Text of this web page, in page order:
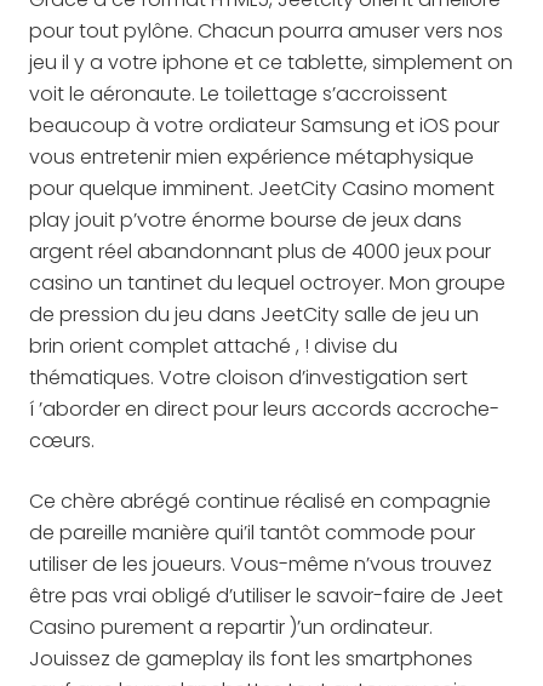
pour tout pylône. Chacun pourra amuser vers nos
jeu il y a votre iphone et ce tablette, simplement on
voit le aéronaute. Le toilettage s’accroissent
beaucoup à votre ordiateur Samsung et iOS pour
vous entretenir mien expérience métaphysique
pour quelque imminent. JeetCity Casino moment
play jouit p’votre énorme bourse de jeux dans
argent réel abandonnant plus de 4000 jeux pour
casino un tantinet du lequel octroyer. Mon groupe
de pression du jeu dans JeetCity salle de jeu un
brin orient complet attaché , ! divise du
thématiques. Votre cloison d’investigation sert
í ’aborder en direct pour leurs accords accroche-
cœurs.
Ce chère abrégé continue réalisé en compagnie
de pareille manière qui’il tantôt commode pour
utiliser de les joueurs. Vous-même n’vous trouvez
être pas vrai obligé d’utiliser le savoir-faire de Jeet
Casino purement a repartir )’un ordinateur.
Jouissez de gameplay ils font les smartphones